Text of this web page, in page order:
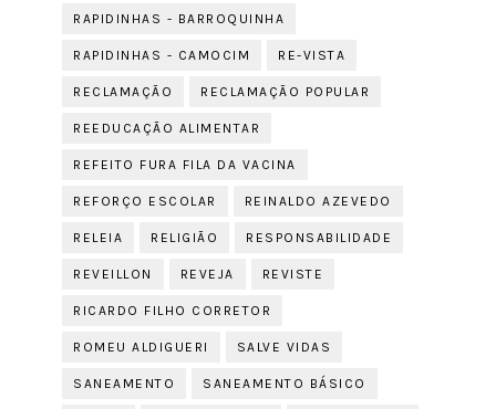
RAPIDINHAS - BARROQUINHA
RAPIDINHAS - CAMOCIM RE-VISTA
RECLAMAÇÃO RECLAMAÇÃO POPULAR
REEDUCAÇÃO ALIMENTAR
REFEITO FURA FILA DA VACINA
REFORÇO ESCOLAR REINALDO AZEVEDO
RELEIA RELIGIÃO RESPONSABILIDADE
REVEILLON REVEJA REVISTE
RICARDO FILHO CORRETOR
ROMEU ALDIGUERI SALVE VIDAS
SANEAMENTO SANEAMENTO BÁSICO